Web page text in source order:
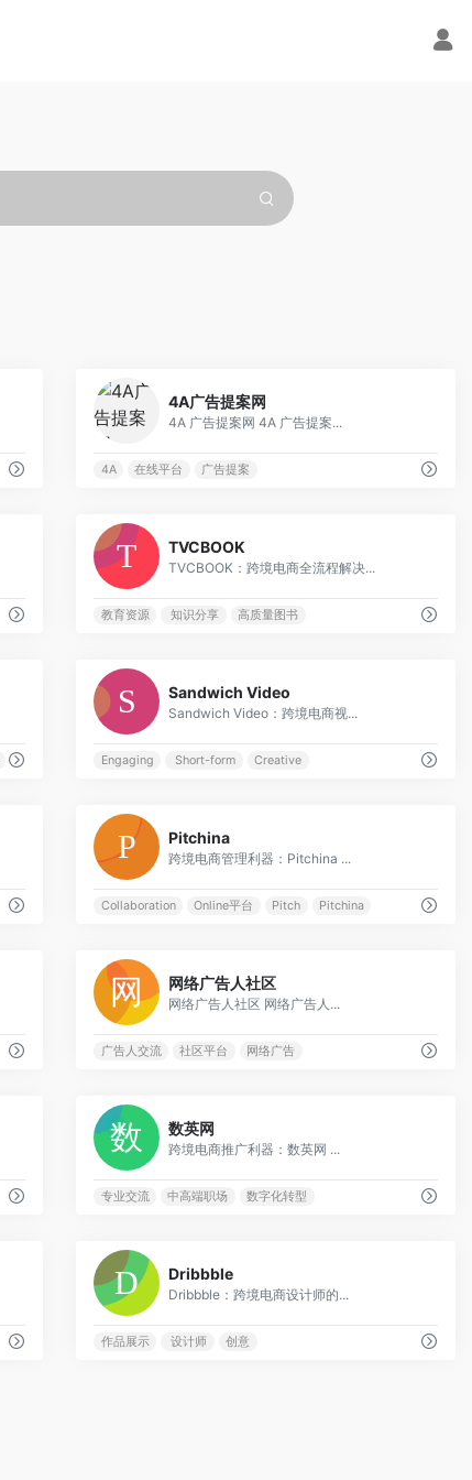
4A广告提案网
4A 广告提案网 4A 广告提案...
4A 在线平台 广告提案
TVCBOOK
TVCBOOK：跨境电商全流程解决...
教育资源 知识分享 高质量图书
Sandwich Video
Sandwich Video：跨境电商视...
Engaging Short-form Creative
Pitchina
跨境电商管理利器：Pitchina ...
Collaboration Online平台 Pitch Pitchina
网络广告人社区
网络广告人社区 网络广告人...
广告人交流 社区平台 网络广告
数英网
跨境电商推广利器：数英网 ...
专业交流 中高端职场 数字化转型
Dribbble
Dribbble：跨境电商设计师的...
作品展示 设计师 创意